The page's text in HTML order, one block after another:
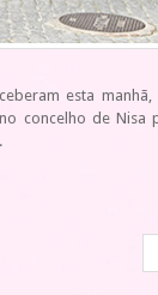
esta manhã,
concelho de Nisa